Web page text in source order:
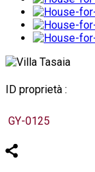
ID proprietà :
GY-0125